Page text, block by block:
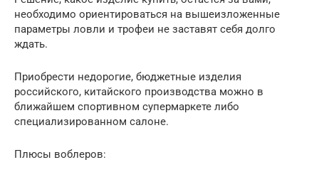
необходимо ориентироваться на вышеизложенные
параметры ловли и трофеи не заставят себя долго
ждать.
Приобрести недорогие, бюджетные изделия
российского, китайского производства можно в
ближайшем спортивном супермаркете либо
специализированном салоне.
Плюсы воблеров: